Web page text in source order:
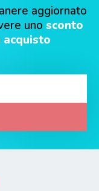
aggiornato
uno sconto